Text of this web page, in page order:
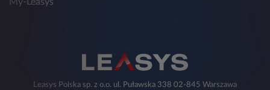
Leasys Polska sp. z o.o. ul. Puławska 338 02-845 Warszawa